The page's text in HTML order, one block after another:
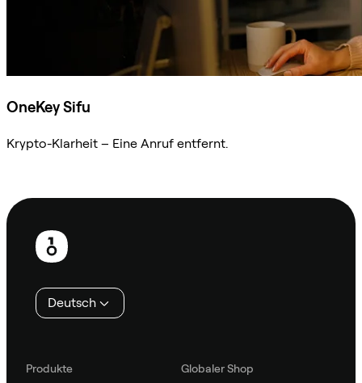
OneKey Sifu
Krypto-Klarheit – Eine Anruf entfernt.
Fußzeile
Deutsch
Produkte
Globaler Shop